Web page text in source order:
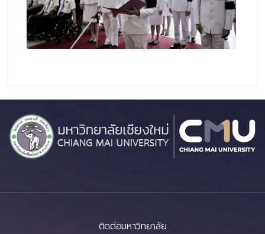
ติดต่อมหาวิทยาลัย